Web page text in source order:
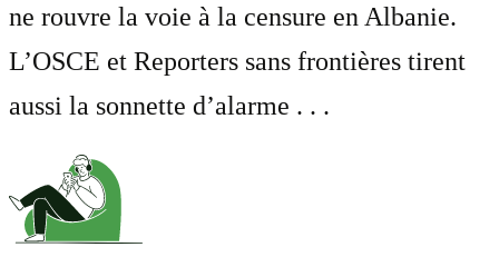
ne rouvre la voie à la censure en Albanie.
L’OSCE et Reporters sans frontières tirent
aussi la sonnette d’alarme . . .